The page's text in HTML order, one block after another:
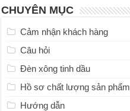
CHUYÊN MỤC
Cảm nhận khách hàng
Câu hỏi
Đèn xông tinh dầu
Hồ sơ chất lượng sản phẩm
Hướng dẫn